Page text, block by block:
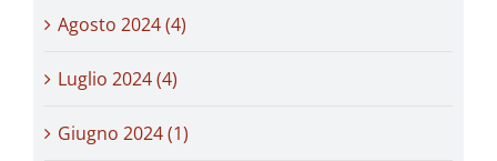
Agosto 2024 (4)
Luglio 2024 (4)
Giugno 2024 (1)